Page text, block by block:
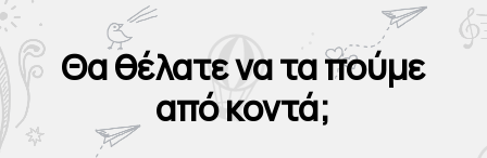
Θα θέλατε να τα πούμε
από κοντά;